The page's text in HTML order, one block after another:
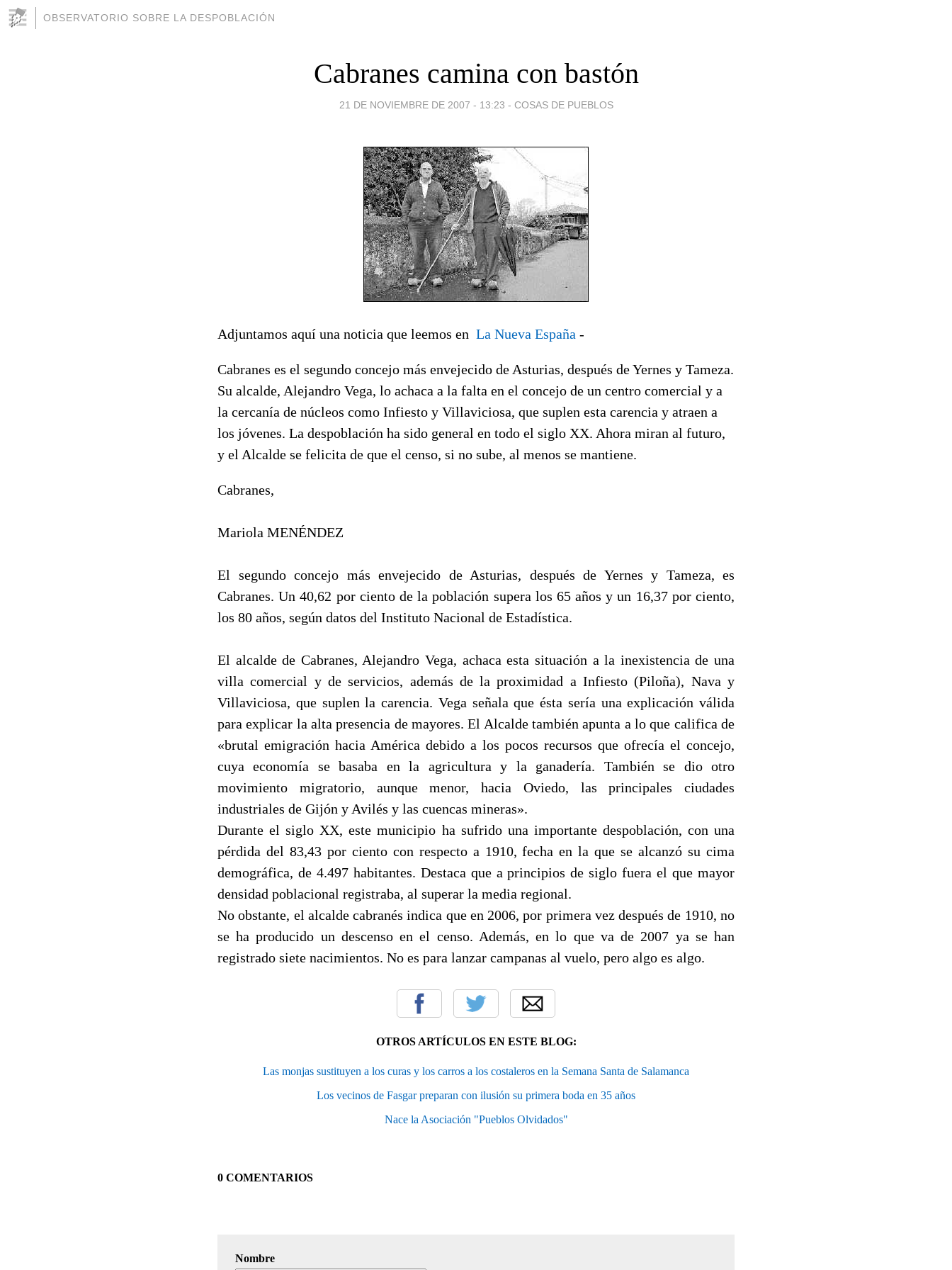
OBSERVATORIO SOBRE LA DESPOBLACIÓN
Cabranes camina con bastón
21 DE NOVIEMBRE DE 2007 - 13:23 - COSAS DE PUEBLOS
Adjuntamos aquí una noticia que leemos en La Nueva España -
Cabranes es el segundo concejo más envejecido de Asturias, después de Yernes y Tameza.
Su alcalde, Alejandro Vega, lo achaca a la falta en el concejo de un centro comercial y a
la cercanía de núcleos como Infiesto y Villaviciosa, que suplen esta carencia y atraen a
los jóvenes. La despoblación ha sido general en todo el siglo XX. Ahora miran al futuro,
y el Alcalde se felicita de que el censo, si no sube, al menos se mantiene.
Cabranes,
Mariola MENÉNDEZ
El segundo concejo más envejecido de Asturias, después de Yernes y Tameza, es
Cabranes. Un 40,62 por ciento de la población supera los 65 años y un 16,37 por ciento,
los 80 años, según datos del Instituto Nacional de Estadística.
El alcalde de Cabranes, Alejandro Vega, achaca esta situación a la inexistencia de una
villa comercial y de servicios, además de la proximidad a Infiesto (Piloña), Nava y
Villaviciosa, que suplen la carencia. Vega señala que ésta sería una explicación válida
para explicar la alta presencia de mayores. El Alcalde también apunta a lo que califica de
«brutal emigración hacia América debido a los pocos recursos que ofrecía el concejo,
cuya economía se basaba en la agricultura y la ganadería. También se dio otro
movimiento migratorio, aunque menor, hacia Oviedo, las principales ciudades
industriales de Gijón y Avilés y las cuencas mineras».
Durante el siglo XX, este municipio ha sufrido una importante despoblación, con una
pérdida del 83,43 por ciento con respecto a 1910, fecha en la que se alcanzó su cima
demográfica, de 4.497 habitantes. Destaca que a principios de siglo fuera el que mayor
densidad poblacional registraba, al superar la media regional.
No obstante, el alcalde cabranés indica que en 2006, por primera vez después de 1910, no
se ha producido un descenso en el censo. Además, en lo que va de 2007 ya se han
registrado siete nacimientos. No es para lanzar campanas al vuelo, pero algo es algo.
OTROS ARTÍCULOS EN ESTE BLOG:
Las monjas sustituyen a los curas y los carros a los costaleros en la Semana Santa de Salamanca
Los vecinos de Fasgar preparan con ilusión su primera boda en 35 años
Nace la Asociación "Pueblos Olvidados"
0 COMENTARIOS
Nombre